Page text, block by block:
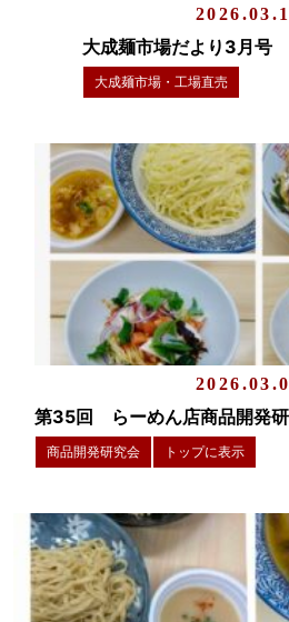
大成麺市場だより3月号
大成麺市場・工場直売
第35回 らーめん店商品開発研
商品開発研究会 トップに表示